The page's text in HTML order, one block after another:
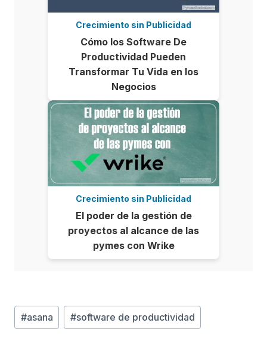
Crecimiento sin Publicidad
Cómo los Software De
Productividad Pueden
Transformar Tu Vida en los
Negocios
Crecimiento sin Publicidad
El poder de la gestión de
proyectos al alcance de las
pymes con Wrike
Etiquetas
de
#asana #software de productividad